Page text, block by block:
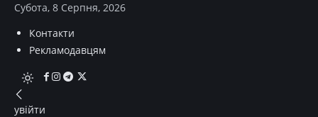
Субота, 8 Серпня, 2026
Контакти
Рекламодавцям
увійти